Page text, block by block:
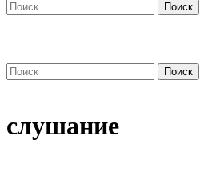
Поиск
Поиск
слушание